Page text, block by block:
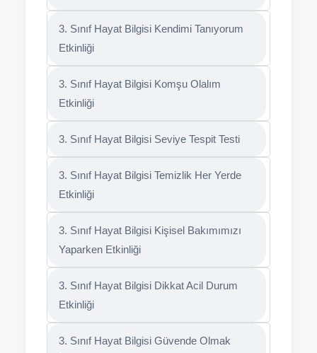
3. Sınıf Hayat Bilgisi Kendimi Tanıyorum
Etkinliği
3. Sınıf Hayat Bilgisi Komşu Olalım
Etkinliği
3. Sınıf Hayat Bilgisi Seviye Tespit Testi
3. Sınıf Hayat Bilgisi Temizlik Her Yerde
Etkinliği
3. Sınıf Hayat Bilgisi Kişisel Bakımımızı
Yaparken Etkinliği
3. Sınıf Hayat Bilgisi Dikkat Acil Durum
Etkinliği
3. Sınıf Hayat Bilgisi Güvende Olmak